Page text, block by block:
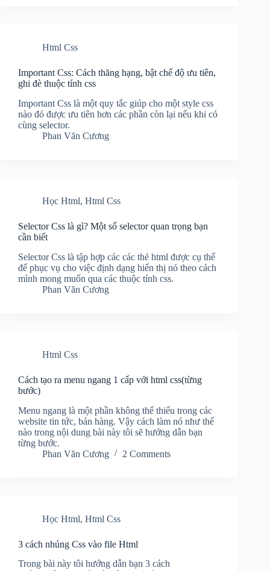
Html Css
Important Css: Cách thăng hạng, bật chế độ ưu tiên,
ghi đè thuộc tính css
Important Css là một quy tắc giúp cho một style css
nào đó được ưu tiên hơn các phần còn lại nếu khi có
cùng selector.
Phan Văn Cương
Học Html, Html Css
Selector Css là gì? Một số selector quan trọng bạn
cần biết
Selector Css là tập hợp các các thẻ html được cụ thể
để phục vụ cho việc định dạng hiển thị nó theo cách
mình mong muốn qua các thuộc tính css.
Phan Văn Cương
Html Css
Cách tạo ra menu ngang 1 cấp với html css(từng
bước)
Menu ngang là một phần không thể thiếu trong các
website tin tức, bán hàng. Vậy cách làm nó như thế
nào trong nội dung bài này tôi sẽ hướng dẫn bạn
từng bước.
Phan Văn Cương
2 Comments
Học Html, Html Css
3 cách nhúng Css vào file Html
Trong bài này tôi hướng dẫn bạn 3 cách